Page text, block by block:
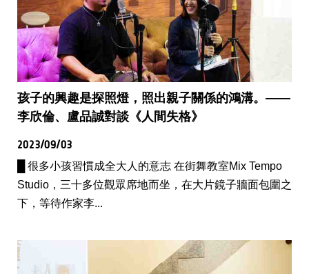
孩子的興趣是探照燈，照出親子關係的鴻溝。——
李欣倫、盧品誠對談《人間失格》
2023/09/03
█ 很多小孩習慣成全大人的意志 在街舞教室Mix Tempo
Studio，三十多位觀眾席地而坐，在大片鏡子牆面包圍之
下，等待作家李...